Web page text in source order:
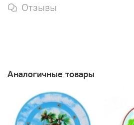
Отзывы
Аналогичные товары